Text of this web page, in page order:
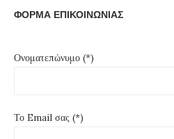
ΦΟΡΜΑ ΕΠΙΚΟΙΝΩΝΙΑΣ
Ονοματεπώνυμο (*)
Το Email σας (*)